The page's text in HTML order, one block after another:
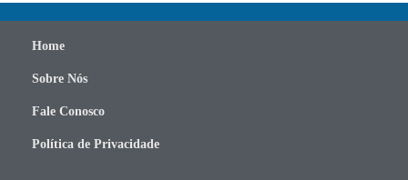
Home
Sobre Nós
Fale Conosco
Política de Privacidade